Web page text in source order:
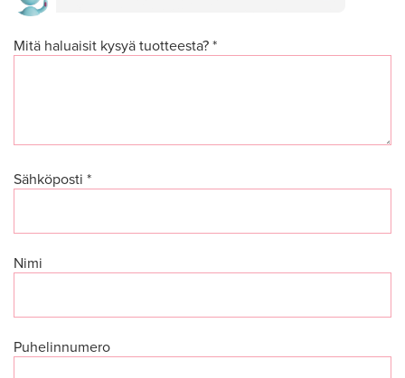
Mitä haluaisit kysyä tuotteesta? *
Sähköposti *
Nimi
Puhelinnumero